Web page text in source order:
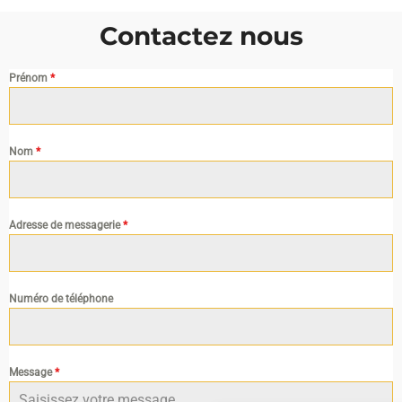
Contactez nous
Prénom *
Nom *
Adresse de messagerie*
Numéro de téléphone
Message*